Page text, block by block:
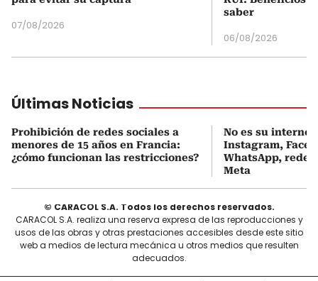
07/08/2026
saber
06/08/2026
Últimas Noticias
Prohibición de redes sociales a
menores de 15 años en Francia:
¿cómo funcionan las restricciones?
No es su
Instagram,
WhatsApp, redes
Meta
© CARACOL S.A. Todos los derechos reservados.
CARACOL S.A. realiza una reserva expresa de las reproducciones y
usos de las obras y otras prestaciones accesibles desde este sitio
web a medios de lectura mecánica u otros medios que resulten
adecuados.